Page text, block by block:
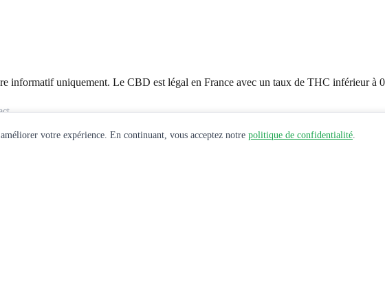
informatif uniquement. Le CBD est légal en France avec un taux de THC inférieur à
professionnel de santé avant toute utilisation de produits CBD.
votre expérience. En continuant, vous acceptez notre politique de confidentialité.